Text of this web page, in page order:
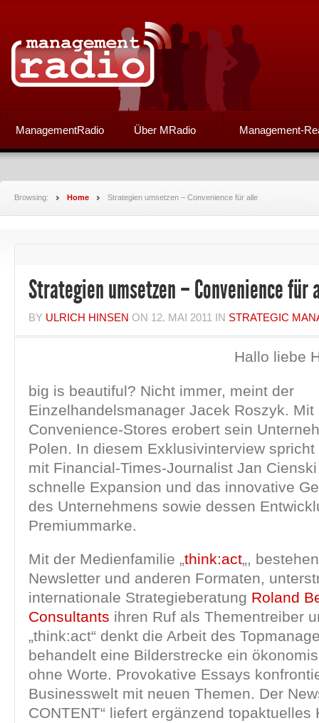
ManagementRadio Über MRadio Management-
Browsing: Home Strategien umsetzen – Convenience für alle
Strategien umsetzen – Convenience für
BY ULRICH HINSEN ON 12. MAI 2011 IN STRATEGIC
Hallo liebe
big is beautiful? Nicht immer, meint der
Einzelhandelsmanager Jacek Roszyk. Mit
Convenience-Stores erobert sein
Polen. In diesem Exklusivinterview
mit Financial-Times-Journalist Jan
schnelle Expansion und das innovative
des Unternehmens sowie dessen
Premiummarke.
Mit der Medienfamilie „think:act„,
Newsletter und anderen Formaten,
internationale Strategieberatung Roland
Consultants ihren Ruf als Thementreiber
„think:act“ denkt die Arbeit des
behandelt eine Bilderstrecke ein
ohne Worte. Provokative Essays
Businesswelt mit neuen Themen. Der
CONTENT“ liefert ergänzend topaktuelles